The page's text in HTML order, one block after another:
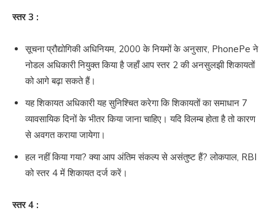
स्तर 3 :
सूचना प्रौद्योगिकी अधिनियम, 2000 के नियमों के अनुसार, PhonePe ने
नोडल अधिकारी नियुक्त किया है जहाँ आप स्तर 2 की अनसुलझी शिकायतों
को आगे बढ़ा सकते हैं।
यह शिकायत अधिकारी यह सुनिश्चित करेगा कि शिकायतों का समाधान 7
व्यावसायिक दिनों के भीतर किया जाना चाहिए। यदि विलम्ब होता है तो कारण
से अवगत कराया जायेगा।
हल नहीं किया गया? क्या आप अंतिम संकल्प से असंतुष्ट हैं? लोकपाल, RBI
को स्तर 4 में शिकायत दर्ज करें।
स्तर 4 :